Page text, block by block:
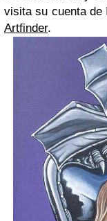
visita su cuenta de
Artfinder.